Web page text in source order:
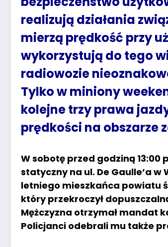
realizują działania
mierzą prędkość przy
wykorzystują do tego
radiowozie
Tylko w miniony
kolejne trzy prawa
prędkości na obszarze
W sobotę przed godziną
statyczny na ul. De Gaulle’a
letniego mieszkańca powiatu
który przekroczył
Mężczyzna otrzymał mandat
Policjanci odebrali mu także